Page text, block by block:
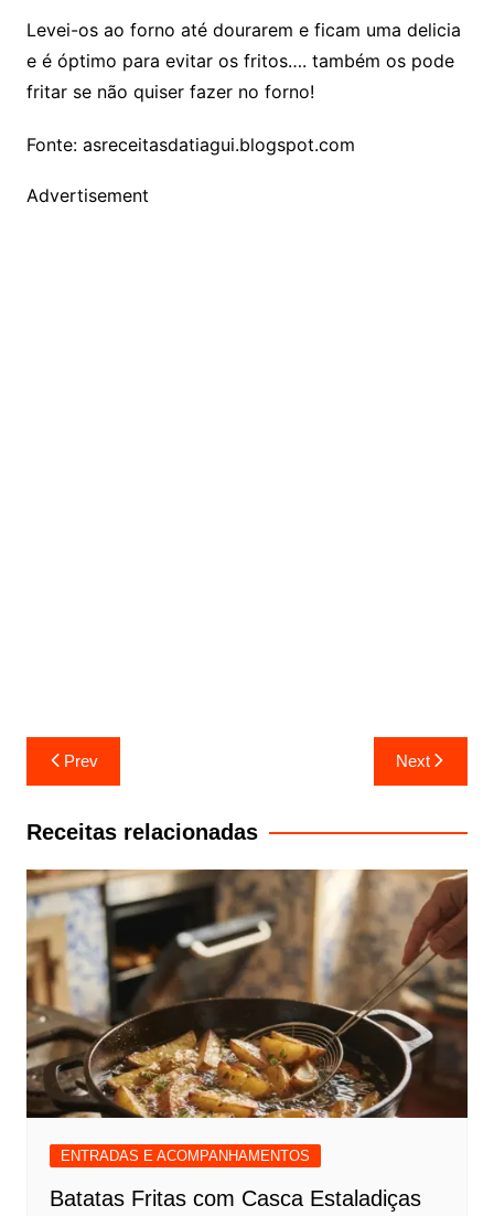
Levei-os ao forno até dourarem e ficam uma delicia
e é óptimo para evitar os fritos…. também os pode
fritar se não quiser fazer no forno!
Fonte: asreceitasdatiagui.blogspot.com
Advertisement
Navegação
de
artigos
Prev Next
Receitas relacionadas
ENTRADAS E ACOMPANHAMENTOS
Batatas Fritas com Casca Estaladiças